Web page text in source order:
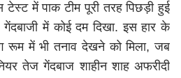
में पाक टीम पूरी तरह पिछड़ी हुई
में कोई दम दिखा. इस हार के
रूम में भी तनाव देखने को मिला, जब
तेज गेंदबाज शाहीन शाह अफरीदी